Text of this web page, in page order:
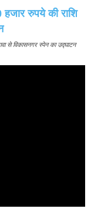
से विकासनगर स्पेन का उद्घाटन